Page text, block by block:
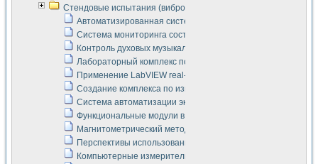
Стендовые испытания (виброакустика, тензометрия и т.п.)
Автоматизированная система измерения параметров
Система мониторинга состояния тяговых
Контроль духовых музыкальных инструментов
Лабораторный комплекс по исследованию элементной
Применение LabVIEW real-time module для
Создание комплекса по измерению скорости подвижного
Система автоматизации экспериментальных
Функциональные модули в стандарте Nl SCXI для
Магнитометрический метод в дефектоскопии сварных
Перспективы использования машинного зрения в
Компьютерные измерительные системы для